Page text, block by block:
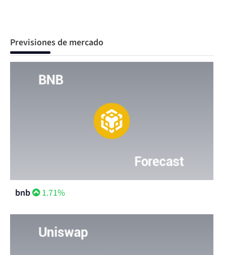
Previsiones de mercado
bnb 1.71%